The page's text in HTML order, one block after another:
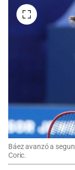
Báez avanzó a
Coric.